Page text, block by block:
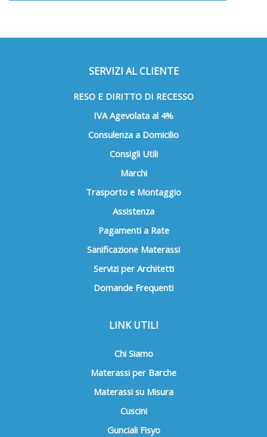
SERVIZI AL CLIENTE
RESO E DIRITTO DI RECESSO
IVA Agevolata al 4%
Consulenza a Domicilio
Consigli Utili
Marchi
Trasporto e Montaggio
Assistenza
Pagamenti a Rate
Sanificazione Materassi
Servizi per Architetti
Domande Frequenti
LINK UTILI
Chi Siamo
Materassi per Barche
Materassi su Misura
Cuscini
Gunciali Fisyo